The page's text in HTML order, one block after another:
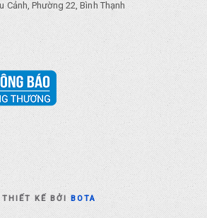
Cảnh, Phường 22, Bình Thạnh
THIẾT KẾ BỞIBOTA